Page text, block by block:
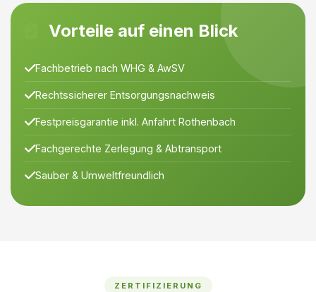
Vorteile auf einen Blick
Fachbetrieb nach WHG & AwSV
Rechtssicherer Entsorgungsnachweis
Festpreisgarantie inkl. Anfahrt Rothenbach
Fachgerechte Zerlegung & Abtransport
Sauber & Umweltfreundlich
ZERTIFIZIERUNG